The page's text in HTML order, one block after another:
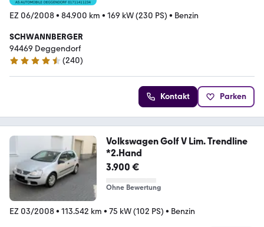
EZ 06/2008• 84.900 km • 169 kW (230 PS) • Benzin
SCHWANNBERGER
94469 Deggendorf
4.3 Sterne
(240)
Kontakt Parken
Volkswagen Golf V Lim. Trendline
*2.Hand
3.900 €
Ohne Bewertung
EZ 03/2008• 113.542 km • 75 kW (102 PS) • Benzin